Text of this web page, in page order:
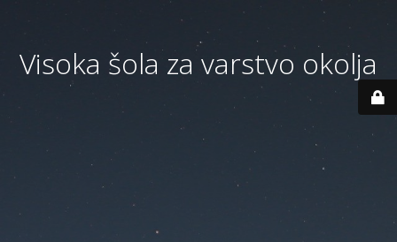
Visoka šola za varstvo okolja